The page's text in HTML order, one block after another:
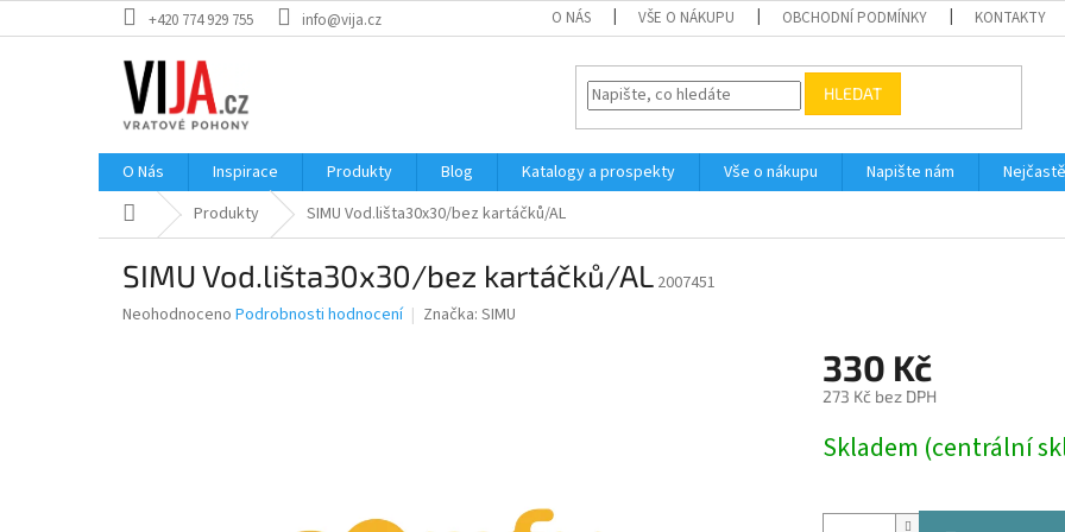
na
+420 774 929 755 info@vija.cz O NÁS VŠE O NÁKUPU OBCHODNÍ PODMÍNKY KONTAKTY
HLEDAT
O Nás Inspirace Produkty Blog Katalogy a prospekty Vše o nákupu Napište nám
Domů Produkty SIMU Vod.lišta30x30/bez kartáčků/AL
SIMU Vod.lišta30x30/bez kartáčků/AL 2007451
Průměrné
Neohodnoceno Podrobnosti hodnocení Značka: SIMU
330 Kč
273 Kč bez DPH
cena:
Skladem (centrální